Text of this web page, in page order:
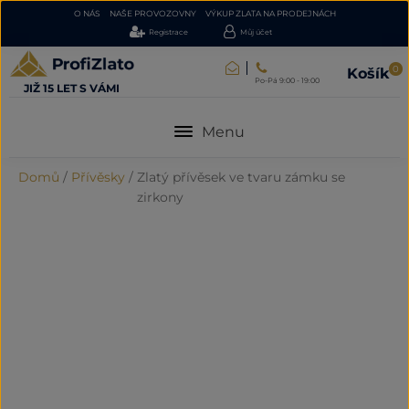
O NÁS NAŠE PROVOZOVNY VÝKUP ZLATA NA PRODEJNÁCH
Registrace Můj účet
JIŽ 15 LET S VÁMI
Po-Pá 9:00 - 19:00 Košík 0
Menu
Domů / Přívěsky / Zlatý přívěsek ve tvaru zámku se
zirkony